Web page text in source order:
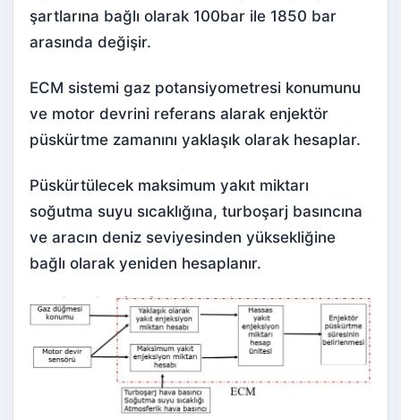
şartlarına bağlı olarak 100bar ile 1850 bar
arasında değişir.
ECM sistemi gaz potansiyometresi konumunu
ve motor devrini referans alarak enjektör
püskürtme zamanını yaklaşık olarak hesaplar.
Püskürtülecek maksimum yakıt miktarı
soğutma suyu sıcaklığına, turboşarj basıncına
ve aracın deniz seviyesinden yüksekliğine
bağlı olarak yeniden hesaplanır.